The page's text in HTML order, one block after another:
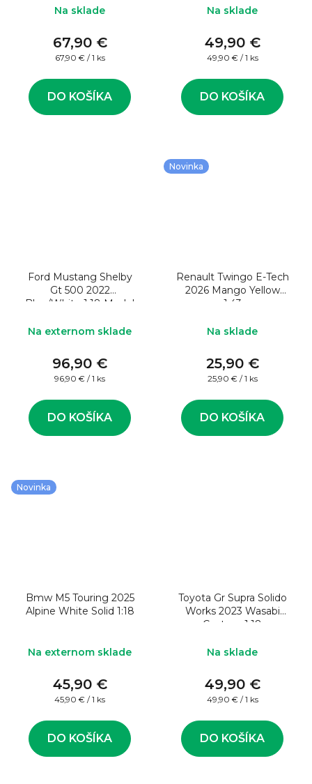
Na sklade
67,90 €
Jednotková
67,90 € / 1 ks
DO KOŠÍKA
Na sklade
49,90 €
Jednotková
49,90 € / 1 ks
DO KOŠÍKA
Ford Mustang Shelby
Gt 500 2022
Blue/White 1:18 Model
Na externom sklade
96,90 €
Jednotková
96,90 € / 1 ks
DO KOŠÍKA
Novinka
Renault Twingo E-Tech
2026 Mango Yellow
1:43
Na sklade
25,90 €
Jednotková
25,90 € / 1 ks
DO KOŠÍKA
Novinka
Bmw M5 Touring 2025
Alpine White Solid 1:18
Na externom sklade
45,90 €
Jednotková
45,90 € / 1 ks
DO KOŠÍKA
Toyota Gr Supra Solido
Works 2023 Wasabi
Custom 1:18
Na sklade
49,90 €
Jednotková
49,90 € / 1 ks
DO KOŠÍKA